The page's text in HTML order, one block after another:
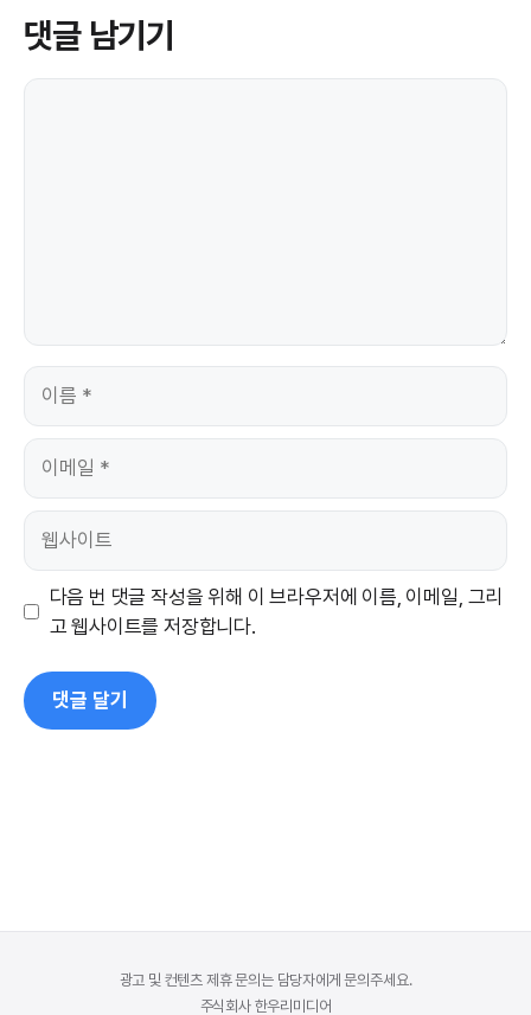
댓글 남기기
댓
이
이
일
웹
트
다음 번 댓글 작성을 위해 이 브라우저에 이름, 이메일, 그리
고 웹사이트를 저장합니다.
광고 및 컨텐츠 제휴 문의는 담당자에게 문의주세요.
주식회사 한우리미디어